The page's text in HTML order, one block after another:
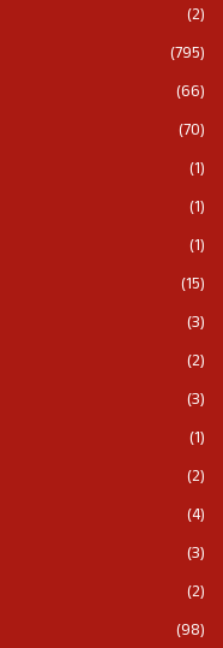
(2)
(795)
(66)
(70)
(1)
(1)
(1)
(15)
(3)
(2)
(3)
(1)
(2)
(4)
(3)
(2)
(98)